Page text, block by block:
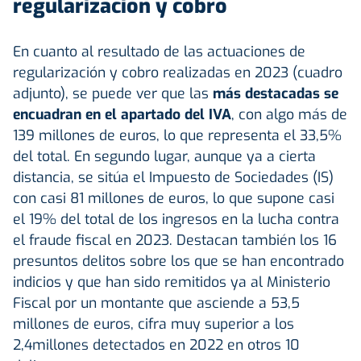
regularización y cobro
En cuanto al resultado de las actuaciones de
regularización y cobro realizadas en 2023 (cuadro
adjunto), se puede ver que las más destacadas se
encuadran en el apartado del IVA, con algo más de
139 millones de euros, lo que representa el 33,5%
del total. En segundo lugar, aunque ya a cierta
distancia, se sitúa el Impuesto de Sociedades (IS)
con casi 81 millones de euros, lo que supone casi
el 19% del total de los ingresos en la lucha contra
el fraude fiscal en 2023. Destacan también los 16
presuntos delitos sobre los que se han encontrado
indicios y que han sido remitidos ya al Ministerio
Fiscal por un montante que asciende a 53,5
millones de euros, cifra muy superior a los
2,4millones detectados en 2022 en otros 10